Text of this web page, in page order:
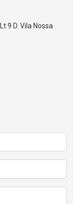
9 D. Vila Nossa